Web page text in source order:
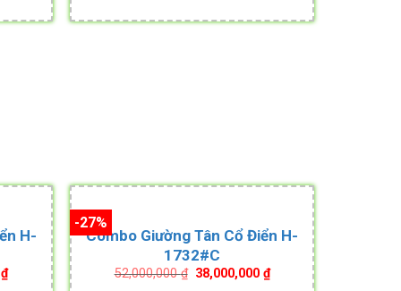
H-
₫Current
price
-27%
Combo Giường Tân Cổ Điển H-
1732#C
52,000,000₫ Original
price
38,000,000 ₫Current
price